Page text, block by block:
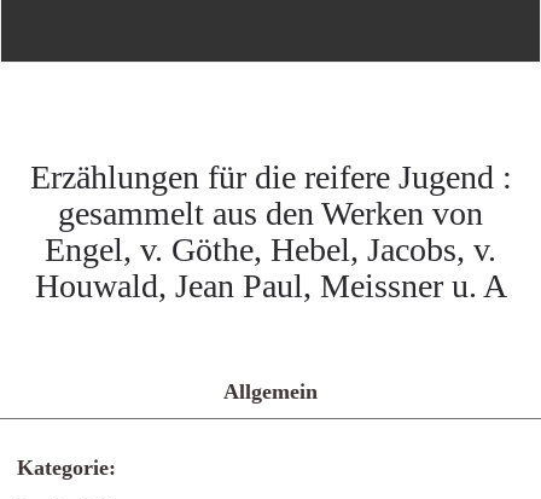
Erzählungen für die reifere Jugend :
gesammelt aus den Werken von
Engel, v. Göthe, Hebel, Jacobs, v.
Houwald, Jean Paul, Meissner u. A
Allgemein
Kategorie: